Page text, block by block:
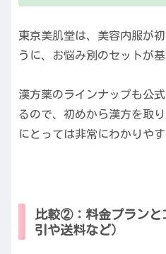
東京美肌堂は、美容内服が
うに、お悩み別のセットが
漢方薬のラインナップも公
るので、初めから漢方を取
にとっては非常にわかりやす
比較②：料金プランと
引や送料など）